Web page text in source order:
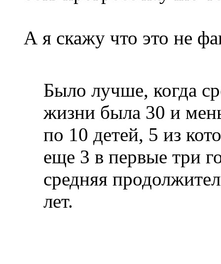
А я скажу что это не
Было лучше, когда
жизни была 30 и
по 10 детей, 5 из
еще 3 в первые три
средняя
лет.